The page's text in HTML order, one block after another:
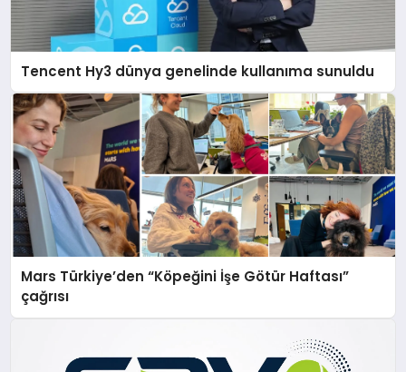
Tencent Hy3 dünya genelinde kullanıma sunuldu
Mars Türkiye’den “Köpeğini İşe Götür Haftası”
çağrısı